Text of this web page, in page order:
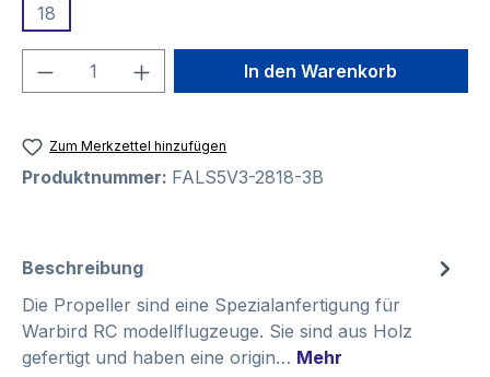
18
Produkt Anzahl: Gib denIn den Warenkorb
Zum Merkzettel hinzufügen
Produktnummer: FALS5V3-2818-3B
Beschreibung
Die Propeller sind eine Spezialanfertigung für
Warbird RC modellflugzeuge. Sie sind aus Holz
gefertigt und haben eine origin… Mehr